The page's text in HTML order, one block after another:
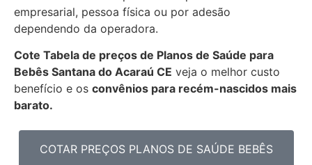
empresarial, pessoa física ou por adesão
dependendo da operadora.
Cote Tabela de preços de Planos de Saúde para
Bebês Santana do Acaraú CE veja o melhor custo
benefício e os convênios para recém-nascidos mais
barato.
COTAR PREÇOS PLANOS DE SAÚDE BEBÊS